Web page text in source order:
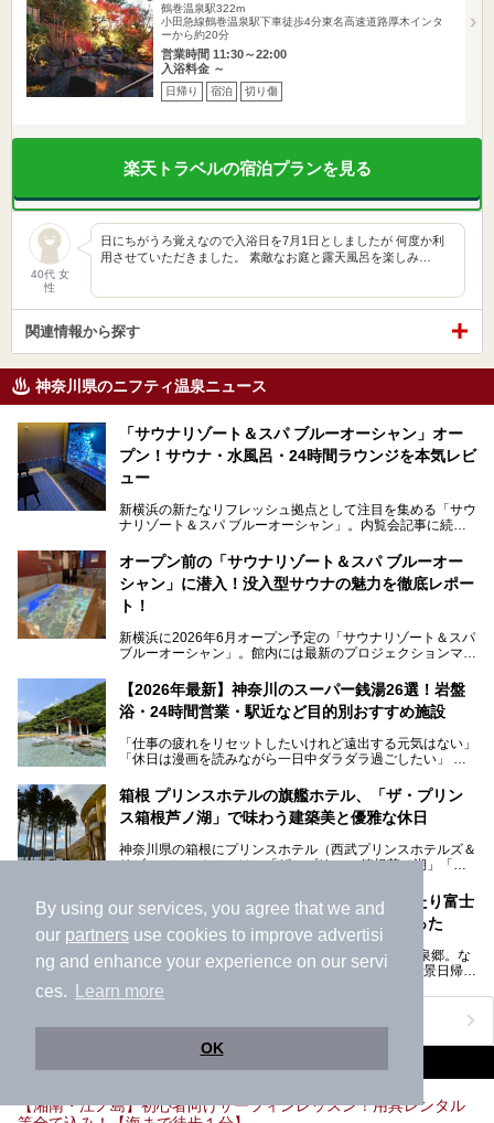
By using our services, you agree that we and
our partners use cookies to improve advertisi
ng and enhance your experience on our servi
ces.
Learn more
OK
鶴巻温泉駅322m
小田急線鶴巻温泉駅下車徒歩4分東名高速道路厚木インタ
ーから約20分
営業時間 11:30～22:00
入浴料金 ～
日帰り 宿泊 切り傷
楽天トラベルの宿泊プランを見る
40代 女
性
日にちがうろ覚えなので入浴日を7月1日としましたが 何度か利
用させていただきました。 素敵なお庭と露天風呂を楽しみ…
関連情報から探す
神奈川県のニフティ温泉ニュース
「サウナリゾート＆スパ ブルーオーシャン」オー
プン！サウナ・水風呂・24時間ラウンジを本気レビ
ュー
新横浜の新たなリフレッシュ拠点として注目を集める「サウ
ナリゾート＆スパ ブルーオーシャン」。内覧会記事に続
す。サウナや水風呂の気持ちよさはもちろん、リラックスス
ペースの過ごしやすさまで徹底チェック。新横浜エリアで日
常の疲れをリセットしたい人、ライブやスポーツ観戦遠征組
は必見です。
オープン前の「サウナリゾート＆スパ ブルーオー
シャン」に潜入！没入型サウナの魅力を徹底レポー
ト！
新横浜に2026年6月オープン予定の「サウナリゾート＆スパ
ブルーオーシャン」。館内には最新のプロジェクションマッ
的な“没入感（イマーシブ）”を体験できます。
今回は、そんな大注目の施設に一足先にお邪魔し、その全貌
を見学させていただきました！
サウナ室の中に咲き誇る桜、魚たちが泳ぐ水風呂、そしてバ
リのビーチを思わせる休憩スペース…。驚きの連続だった館
内の様子をレポートします！
【2026年最新】神奈川のスーパー銭湯26選！岩盤
浴・24時間営業・駅近など目的別おすすめ施設
「仕事の疲れをリセットしたいけれど遠出する元気はない」
「休日は漫画を読みながら一日中ダラダラ過ごしたい」
たい」
そんな「癒やされたい」という願いを叶えてくれるのが、神
神奈川県には、サウナや岩盤浴、一日中遊べるエンタメ施設
など、“非日常”を味わえるスーパー銭湯が数多く揃っていま
そこで今回は、神奈川県内の人気施設26選を「安さ」「岩
盤浴・漫画の充実度」「景色の良さ」「高級感」「深夜営
業」「駅近」など、目的別に厳選して紹介します。
今の気分にぴったりの施設を見つけて、最高のリフレッシュ
時間を過ごす参考にしていただけますと幸いです。
箱根 プリンスホテルの旗艦ホテル、「ザ・プリン
ス箱根芦ノ湖」で味わう建築美と優雅な休日
神奈川県の箱根にプリンスホテル（西武プリンスホテルズ＆
リゾーツ）のホテルは、「ザ・プリンス 箱根芦ノ湖」「芦
「箱根仙石原プリンスホテル」と4軒あり、今回ご紹介する
「ザ・プリンス 箱根芦ノ湖」は、その中でもフラッグシッ
プ（旗艦）に位置づけられる特別なホテルです。
昭和の日本を代表する建築家の一人、村野藤吾が芦ノ湖の畔
に建てた桃源郷のようなホテルがここ。自家源泉の温泉や、
こだわりぬいた食もあわせて、このホテルの魅力をレポート
します。
提供元：株式会社西武・プリンスホテルズワールドワイド
この記事はザ・プリンス 箱根芦ノ湖のPR記事です。
「龍宮殿」で日帰り絶景温泉！文化財にひたり富士
を眺める特等席。実は“お泊まり”も最高だった
首都圏から日帰りから1泊旅行にぴったりな箱根温泉郷。な
かでも芦ノ湖の湖畔は人気の高いエリアです。「絶景日帰り
温泉 龍宮殿本館」は、露天風呂から芦ノ湖と富士山の両方
が楽しめるまさに眺望自慢の日帰り温泉。
そしてここは全24室の「箱根 芦ノ湖畔蛸川温泉 龍宮殿」と
して宿泊もできます。宿泊者は「龍宮殿本館」の営業時間に
今回は日帰り温泉としての「絶景日帰り温泉 龍宮殿本館
おすすめのアクティビティ情報
【湘南・江ノ島】初心者向けサーフィンレッスン！用具レンタル